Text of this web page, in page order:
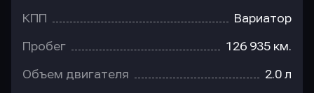
КПП Вариатор
Пробег 126 935 км.
Объем двигателя 2.0 л